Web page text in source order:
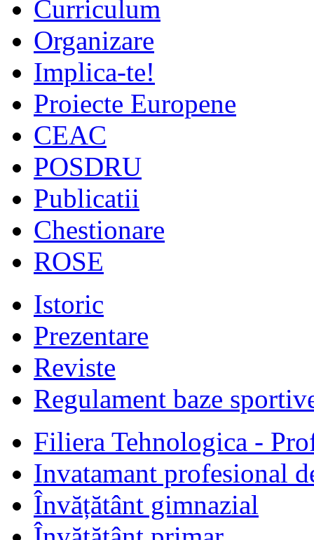
Curriculum
Organizare
Implica-te!
Proiecte Europene
CEAC
POSDRU
Publicatii
Chestionare
ROSE
Istoric
Prezentare
Reviste
Regulament baze
Filiera Tehnologica -
Invatamant profesional
Învățătânt gimnazial